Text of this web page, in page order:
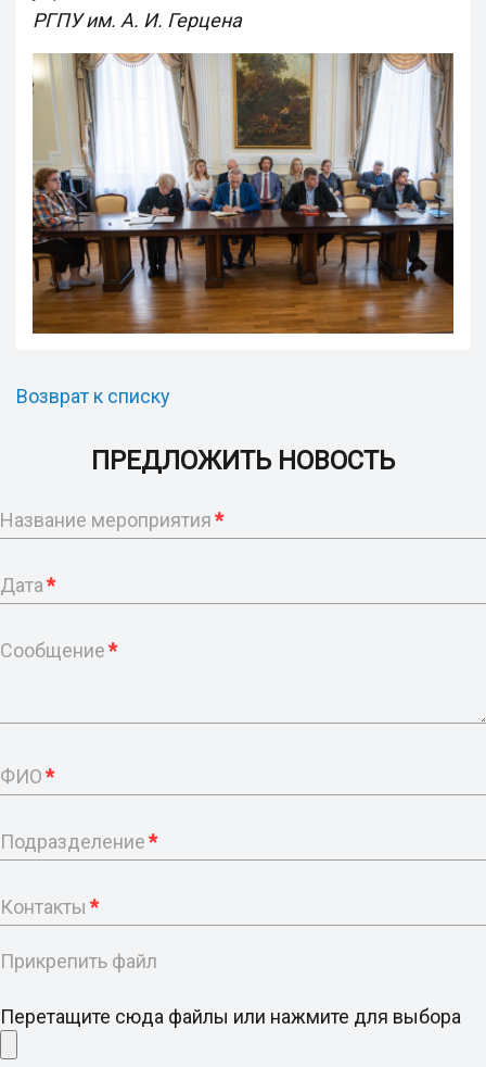
РГПУ им. А. И. Герцена
Возврат к списку
ПРЕДЛОЖИТЬ НОВОСТЬ
Название мероприятия*
Дата*
Сообщение*
ФИО*
Подразделение*
Контакты *
Прикрепить файл
Перетащите сюда файлы или нажмите для выбора